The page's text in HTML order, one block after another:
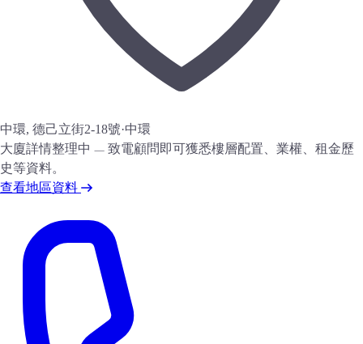
中環, 德己立街2-18號·中環
大廈詳情整理中 — 致電顧問即可獲悉樓層配置、業權、租金歷
史等資料。
查看地區資料